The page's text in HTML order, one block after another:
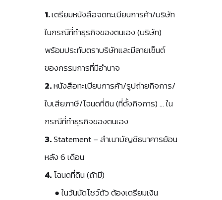
1.เตรียมหนังสือจดทะเบียนการค้า/บริษัท
ในกรณีที่ทำธุรกิจของตนเอง (บริษัท)
พร้อมประทับตราบริษัทและมีลายเซ็นต์
ของกรรมการที่มีอำนาจ
2.หนังสือทะเบียนการค้า/รูปถ่ายกิจการ/
ใบเสียภาษี/โฉนดที่ดิน (ที่ตั้งกิจการ) … ใน
กรณีที่ทำธุรกิจของตนเอง
3.Statement – สำเนาบัญชีธนาคารย้อน
หลัง 6 เดือน
4.โฉนดที่ดิน (ถ้ามี)
● ในวันนัดโชว์ตัว ต้องเตรียมเงิน